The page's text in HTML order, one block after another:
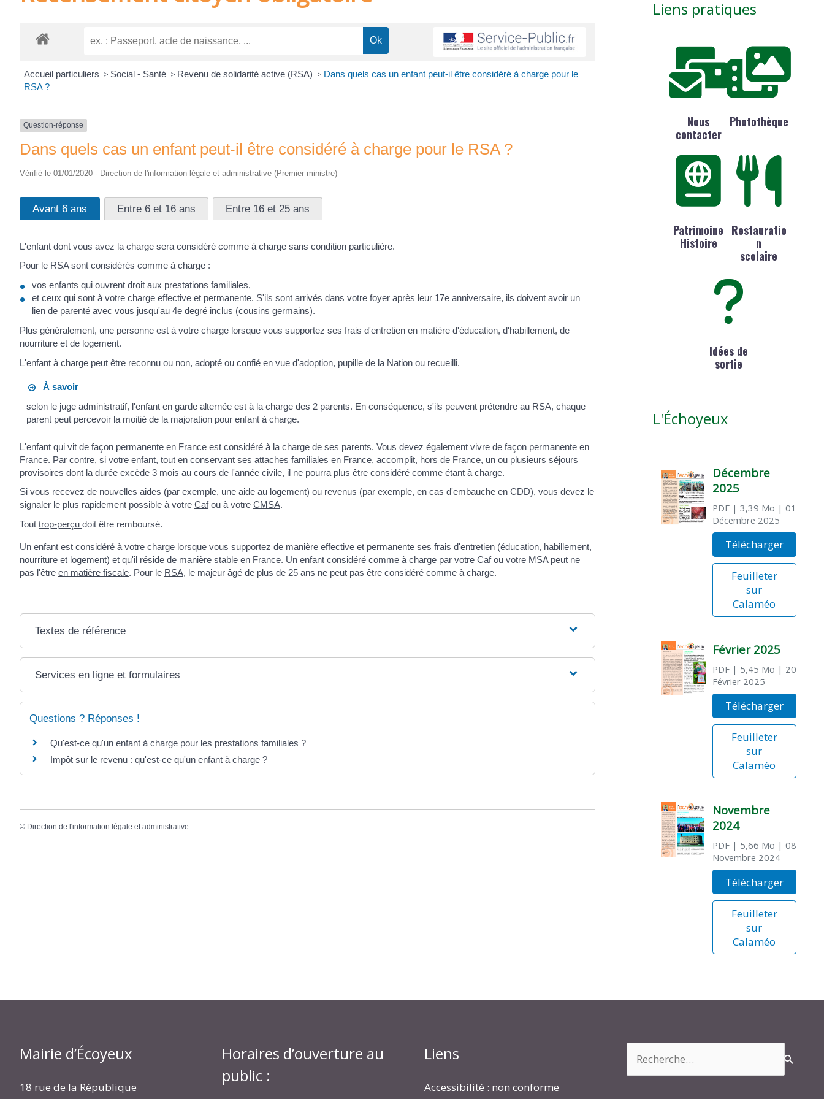
Accueil particuliers > Social - Santé > Revenu de solidarité active (RSA) > Dans quels cas un enfant peut-il être considéré à charge pour le
RSA ?
Question-réponse
Dans quels cas un enfant peut-il être considéré à charge pour le RSA ?
Vérifié le 01/01/2020 - Direction de l'information légale et administrative (Premier ministre)
Avant 6 ans Entre 6 et 16 ans Entre 16 et 25 ans
L'enfant dont vous avez la charge sera considéré comme à charge sans condition particulière.
Pour le RSA sont considérés comme à charge :
vos enfants qui ouvrent droit aux prestations familiales,
et ceux qui sont à votre charge effective et permanente. S'ils sont arrivés dans votre foyer après leur 17e anniversaire, ils doivent avoir un
lien de parenté avec vous jusqu'au 4e degré inclus (cousins germains).
Plus généralement, une personne est à votre charge lorsque vous supportez ses frais d'entretien en matière d'éducation, d'habillement, de
nourriture et de logement.
L'enfant à charge peut être reconnu ou non, adopté ou confié en vue d'adoption, pupille de la Nation ou recueilli.
À savoir
selon le juge administratif, l'enfant en garde alternée est à la charge des 2 parents. En conséquence, s'ils peuvent prétendre au RSA, chaque
parent peut percevoir la moitié de la majoration pour enfant à charge.
L'enfant qui vit de façon permanente en France est considéré à la charge de ses parents. Vous devez également vivre de façon permanente en
France. Par contre, si votre enfant, tout en conservant ses attaches familiales en France, accomplit, hors de France, un ou plusieurs séjours
provisoires dont la durée excède 3 mois au cours de l'année civile, il ne pourra plus être considéré comme étant à charge.
Si vous recevez de nouvelles aides (par exemple, une aide au logement) ou revenus (par exemple, en cas d'embauche en CDD), vous devez le
signaler le plus rapidement possible à votre Cafou à votre CMSA.
Tout trop-perçu doit être remboursé.
Un enfant est considéré à votre charge lorsque vous supportez de manière effective et permanente ses frais d'entretien (éducation, habillement,
nourriture et logement) et qu'il réside de manière stable en France. Un enfant considéré comme à charge par votre Cafou votre MSApeut ne
pas l'être en matière fiscale. Pour le RSA, le majeur âgé de plus de 25 ans ne peut pas être considéré comme à charge.
Textes de référence
Services en ligne et formulaires
Questions ? Réponses !
Qu'est-ce qu'un enfant à charge pour les prestations familiales ?
Impôt sur le revenu : qu'est-ce qu'un enfant à charge ?
© Direction de l'information légale et administrative
Liens pratiques
Nous
contacter
Photothèque
Patrimoine
Histoire
Restauratio
n
scolaire
Idées de
sortie
L'Échoyeux
Décembre
2025
PDF| 3,39 Mo | 01
Décembre 2025
Télécharger
Feuilleter
sur
Calaméo
Février 2025
PDF| 5,45 Mo | 20
Février 2025
Télécharger
Feuilleter
sur
Calaméo
Novembre
2024
PDF| 5,66 Mo | 08
Novembre 2024
Télécharger
Feuilleter
sur
Calaméo
Mairie d’Écoyeux
18 rue de la République
Horaires d’ouverture au
public :
Liens
Accessibilité : non conforme